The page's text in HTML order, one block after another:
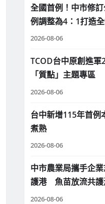
全國首例！中市修
例調整為4：1打造
2026-08-06
TCOD台中原創進
「質點」主題專區
2026-08-06
台中新增115年首例
煮熟
2026-08-06
中市農業局攜手企
護港 魚苗放流共護
2026-08-06